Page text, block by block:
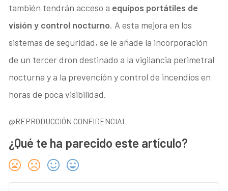
también tendrán acceso a equipos portátiles de
visión y control nocturno. A esta mejora en los
sistemas de seguridad, se le añade la incorporación
de un tercer dron destinado a la vigilancia perimetral
nocturna y a la prevención y control de incendios en
horas de poca visibilidad.
@REPRODUCCIÓN CONFIDENCIAL
¿Qué te ha parecido este artículo?